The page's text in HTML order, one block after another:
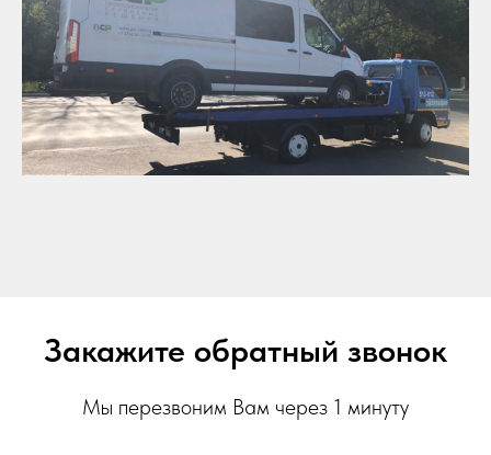
Закажите обратный звонок
Мы перезвоним Вам через 1 минуту